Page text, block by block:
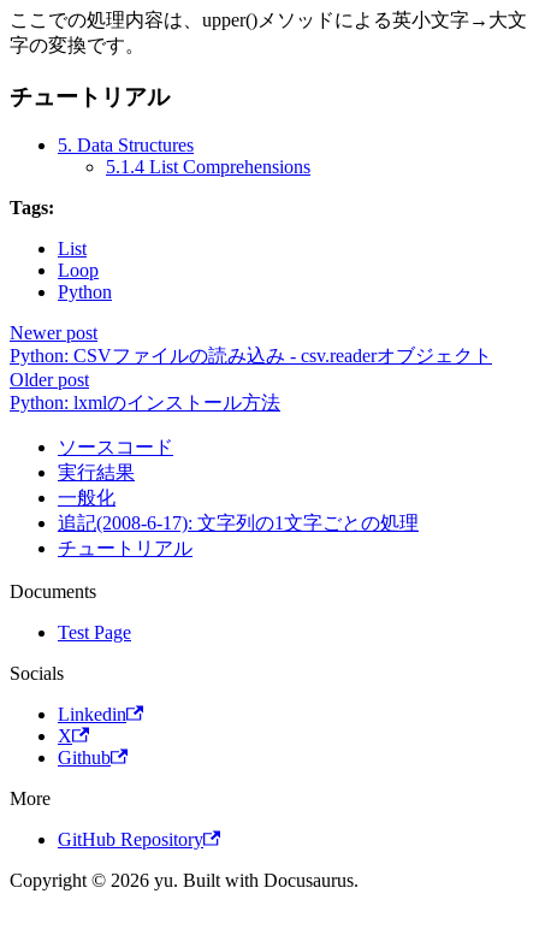
ここでの処理内容は、upper()メソッドによる英小文字→大文
字の変換です。
チュートリアル
5. Data Structures
5.1.4 List Comprehensions
Tags:
List
Loop
Python
Newer post
Python: CSVファイルの読み込み - csv.readerオブジェクト
Older post
Python: lxmlのインストール方法
ソースコード
実行結果
一般化
追記(2008-6-17): 文字列の1文字ごとの処理
チュートリアル
Documents
Test Page
Socials
Linkedin
X
Github
More
GitHub Repository
Copyright © 2026 yu. Built with Docusaurus.